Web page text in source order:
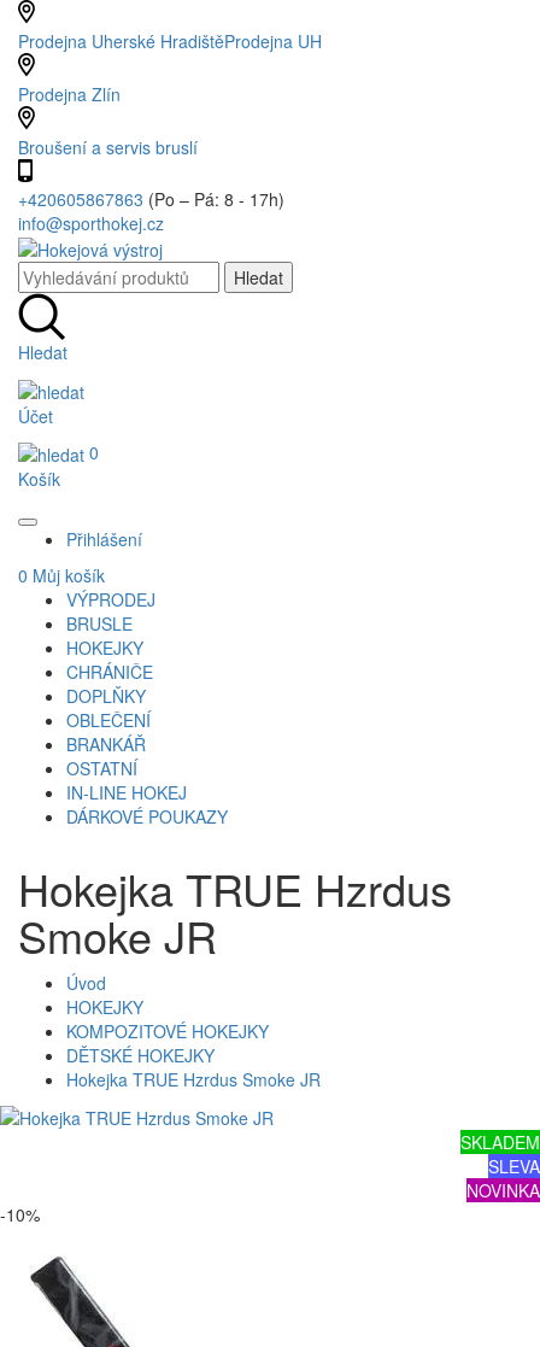
Prodejna Uherské HradištěProdejna UH
Prodejna Zlín
Broušení a servis bruslí
+420605867863 (Po – Pá: 8 - 17h)
info@sporthokej.cz
Hledat
Účet
0
Košík
Přihlášení
0 Můj košík
VÝPRODEJ
BRUSLE
HOKEJKY
CHRÁNIČE
DOPLŇKY
OBLEČENÍ
BRANKÁŘ
OSTATNÍ
IN-LINE HOKEJ
DÁRKOVÉ POUKAZY
Hokejka TRUE Hzrdus
Smoke JR
Úvod
HOKEJKY
KOMPOZITOVÉ HOKEJKY
DĚTSKÉ HOKEJKY
Hokejka TRUE Hzrdus Smoke JR
SKLADEM
SLEVA
NOVINKA
-10%